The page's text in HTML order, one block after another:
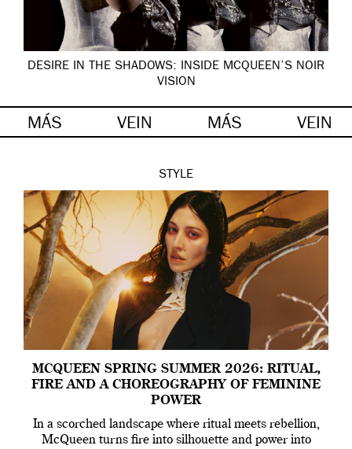
DESIRE IN THE SHADOWS: INSIDE MCQUEEN’S NOIR
VISION
MÁS VEIN MÁS VEIN
STYLE
MCQUEEN SPRING SUMMER 2026: RITUAL,
FIRE AND A CHOREOGRAPHY OF FEMININE
POWER
In a scorched landscape where ritual meets rebellion,
McQueen turns fire into silhouette and power into